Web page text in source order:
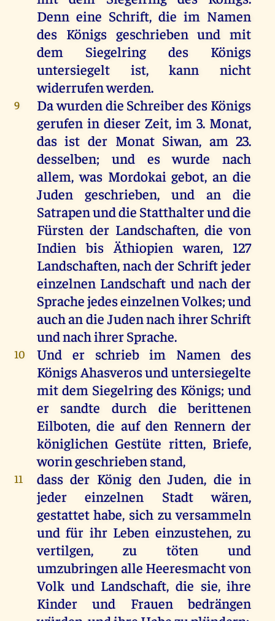
Denn eine Schrift,die im Namen
des Königs geschrieben und mit
dem
Siegelring des
Königs
untersiegelt ist,kann
nicht
widerrufenwerden.
9 Dawurdendie Schreiberdes Königs
gerufen in dieser Zeit,im 3. Monat,
das ist der MonatSiwan, am 23.
desselben; und es wurde
nach
allem,wasMordokaigebot,an die
Juden
geschrieben, und an
die
Satrapenunddie Statthalterunddie
Fürsten derLandschaften,die von
Indien bisÄthiopienwaren, 127
Landschaften,nachder Schriftjeder
einzelnen Landschaft und nach der
SprachejedeseinzelnenVolkes;und
auchandie JudennachihrerSchrift
undnachihrerSprache.
10 Und er schrieb im Namen des
KönigsAhasverosunduntersiegelte
mit dem Siegelring des Königs;und
er
sandte durch die berittenen
Eilboten, die auf den Rennern der
königlichenGestüte ritten, Briefe,
woringeschriebenstand,
11 dassder König den Juden, die in
jeder
einzelnen Stadt wären,
gestattet habe, sich zu versammeln
und für ihr Leben einzustehen,zu
vertilgen, zu töten
und
umzubringenalle Heeresmachtvon
Volk und Landschaft, die sie,ihre
Kinder
und Frauen
bedrängen